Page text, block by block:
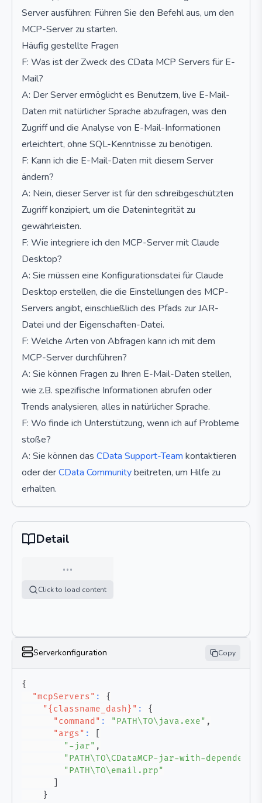
Server ausführen: Führen Sie den Befehl aus, um den
MCP-Server zu starten.
Häufig gestellte Fragen
F: Was ist der Zweck des CData MCP Servers für E-
Mail?
A: Der Server ermöglicht es Benutzern, live E-Mail-
Daten mit natürlicher Sprache abzufragen, was den
Zugriff und die Analyse von E-Mail-Informationen
erleichtert, ohne SQL-Kenntnisse zu benötigen.
F: Kann ich die E-Mail-Daten mit diesem Server
ändern?
A: Nein, dieser Server ist für den schreibgeschützten
Zugriff konzipiert, um die Datenintegrität zu
gewährleisten.
F: Wie integriere ich den MCP-Server mit Claude
Desktop?
A: Sie müssen eine Konfigurationsdatei für Claude
Desktop erstellen, die die Einstellungen des MCP-
Servers angibt, einschließlich des Pfads zur JAR-
Datei und der Eigenschaften-Datei.
F: Welche Arten von Abfragen kann ich mit dem
MCP-Server durchführen?
A: Sie können Fragen zu Ihren E-Mail-Daten stellen,
wie z.B. spezifische Informationen abrufen oder
Trends analysieren, alles in natürlicher Sprache.
F: Wo finde ich Unterstützung, wenn ich auf Probleme
stoße?
A: Sie können das CData Support-Team kontaktieren
oder derCData Communitybeitreten, um Hilfe zu
erhalten.
Detail
…
Click to load content
Serverkonfiguration Copy
{
"mcpServers" :
{
"{classname_dash}" :
{
"command" : "PATH\TO\java.exe" ,
"args" :
"-jar" ,
"PATH\TO\CDataMCP-jar-with-
"PATH\TO\email.prp"
}